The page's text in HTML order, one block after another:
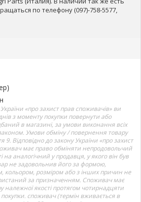
по телефону (097)-758-5577,
«про захист прав споживачів» ви
з моменту покупки повернути або
в магазині, за умови виконання всіх
Умови обміну / повернення товару
9. Відповідно до закону України «про захист
має право обміняти непродовольчий
на аналогічний у продавця, у якого він був
не задовольнив його за формою,
кольором, розміром або з інших причин не
за призначенням. Споживач має
належної якості протягом чотирнадцяти
споживач (термін вживається в